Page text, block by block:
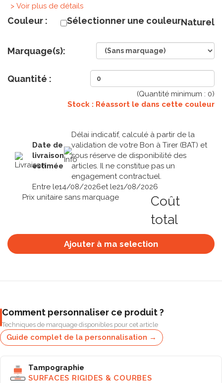
> Voir plus de détails
Couleur : Sélectionner une couleurNaturel
Marquage(s):
Quantité :
(Quantité minimum : 0)
Stock : Réassort le dans cette couleur
Date de
livraison
estimée
Délai indicatif, calculé à partir de la
validation de votre Bon à Tirer (BAT) et
sous réserve de disponibilité des
articles. Il ne constitue pas un
engagement contractuel.
Entre le14/08/2026et le21/08/2026
Prix unitaire sans marquage
Coût
total
Ajouter à ma selection
Comment personnaliser ce produit ?
Techniques de marquage disponibles pour cet article
Guide complet de la personnalisation →
Tampographie
SURFACES RIGIDES & COURBES